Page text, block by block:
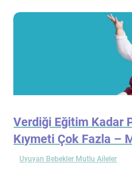
Verdiği Eğitim Kadar
Kıymeti Çok Fazla –
Uyuyan Bebekler Mutlu Aileler